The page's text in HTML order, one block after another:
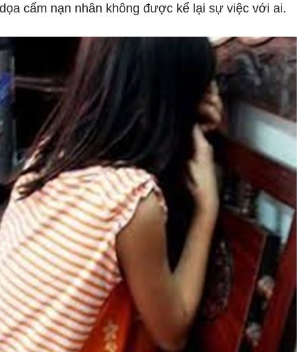
cấm nạn nhân không được kể lại sự việc với ai.